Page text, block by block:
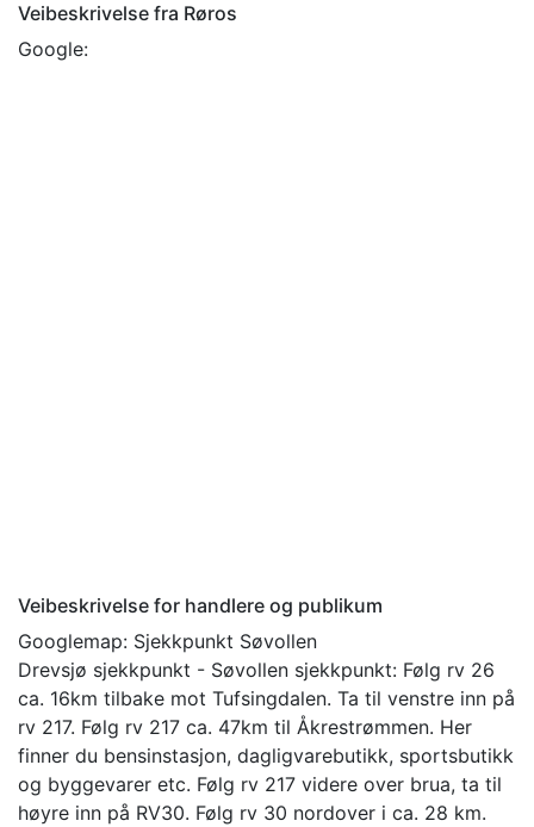
Veibeskrivelse fra Røros
Google:
Veibeskrivelse for handlere og publikum
Googlemap: Sjekkpunkt Søvollen
Drevsjø sjekkpunkt - Søvollen sjekkpunkt: Følg rv 26
ca. 16km tilbake mot Tufsingdalen. Ta til venstre inn på
rv 217. Følg rv 217 ca. 47km til Åkrestrømmen. Her
finner du bensinstasjon, dagligvarebutikk, sportsbutikk
og byggevarer etc. Følg rv 217 videre over brua, ta til
høyre inn på RV30. Følg rv 30 nordover i ca. 28 km.